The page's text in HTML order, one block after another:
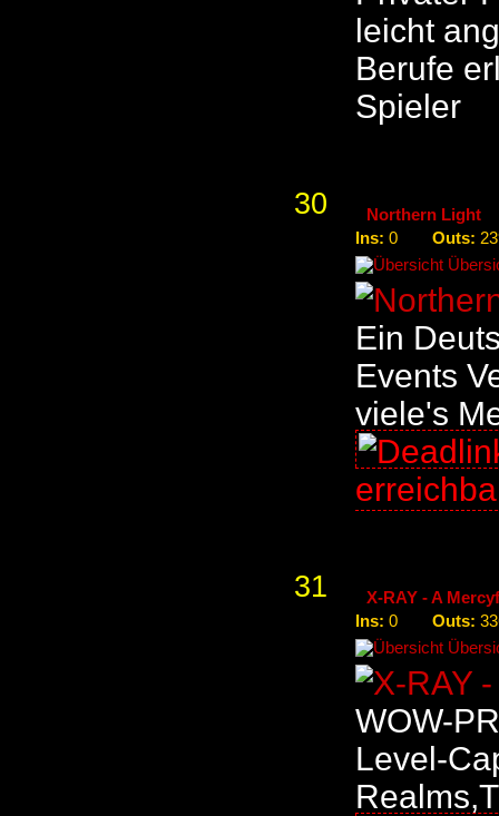
leicht
Berufe
Spieler
30
Northern Light
Ins: 0 Outs:
Ein
Events
viele's
31
X-RAY - A
Ins: 0 Outs:
WOW-
Level-